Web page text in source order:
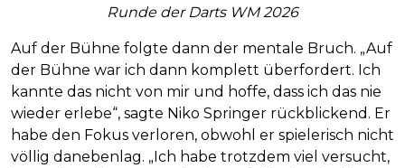
Runde der Darts WM 2026
Auf der Bühne folgte dann der mentale Bruch. „Auf
der Bühne war ich dann komplett überfordert. Ich
kannte das nicht von mir und hoffe, dass ich das nie
wieder erlebe“, sagte Niko Springer rückblickend. Er
habe den Fokus verloren, obwohl er spielerisch nicht
völlig danebenlag. „Ich habe trotzdem viel versucht,